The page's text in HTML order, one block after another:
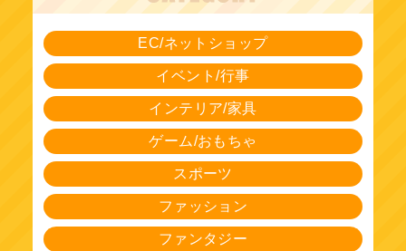
EC/ネットショップ
イベント/行事
インテリア/家具
ゲーム/おもちゃ
スポーツ
ファッション
ファンタジー